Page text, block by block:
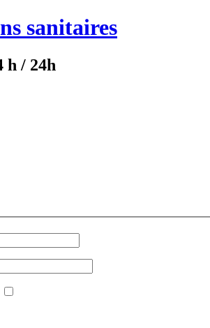
sanitaires
h / 24h